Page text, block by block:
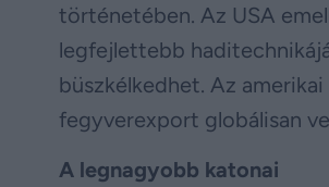
történetében. Az USA
legfejlettebb
büszkélkedhet. Az amerikai
fegyverexport globálisan
A legnagyobb katonai